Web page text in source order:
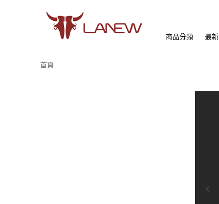
商品分類 最
首頁